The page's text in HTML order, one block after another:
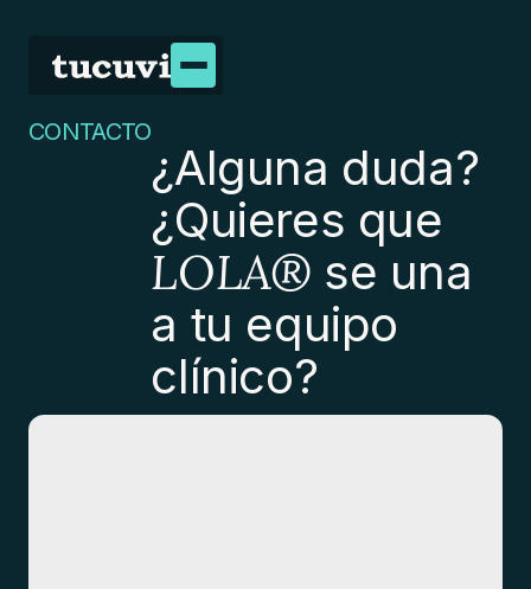
CONTACTO
¿Alguna duda?
¿Quieres que
LOLA® se una
a tu equipo
clínico?